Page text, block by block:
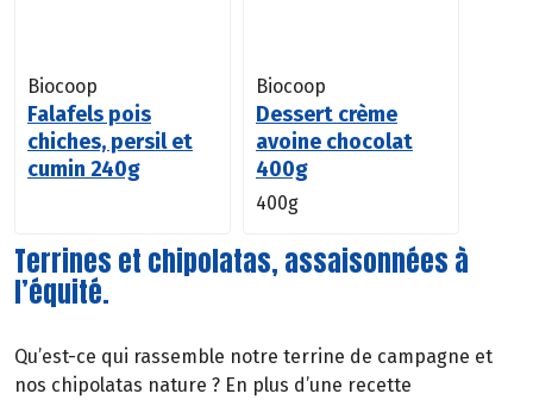
Biocoop
Falafels pois
chiches, persil et
cumin 240g
Biocoop
Dessert crème
avoine chocolat
400g
400g
Terrines et chipolatas, assaisonnées à
l’équité.
Qu’est-ce qui rassemble notre terrine de campagne et
nos chipolatas nature ? En plus d’une recette